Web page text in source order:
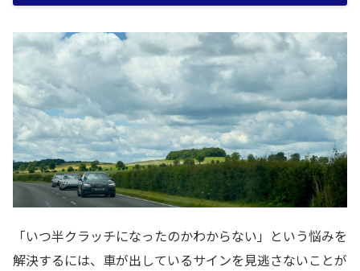
「いつ半クラッチになったのかわからない」という悩みを
解決するには、車が出しているサインを見逃さないことが